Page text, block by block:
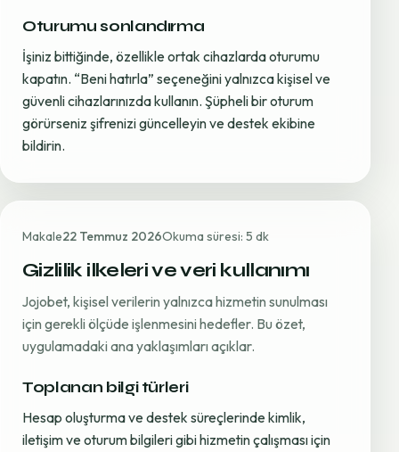
Oturumu sonlandırma
İşiniz bittiğinde, özellikle ortak cihazlarda oturumu
kapatın. “Beni hatırla” seçeneğini yalnızca kişisel ve
güvenli cihazlarınızda kullanın. Şüpheli bir oturum
görürseniz şifrenizi güncelleyin ve destek ekibine
bildirin.
Makale22 Temmuz 2026Okuma süresi: 5 dk
Gizlilik ilkeleri ve veri kullanımı
Jojobet, kişisel verilerin yalnızca hizmetin sunulması
için gerekli ölçüde işlenmesini hedefler. Bu özet,
uygulamadaki ana yaklaşımları açıklar.
Toplanan bilgi türleri
Hesap oluşturma ve destek süreçlerinde kimlik,
iletişim ve oturum bilgileri gibi hizmetin çalışması için